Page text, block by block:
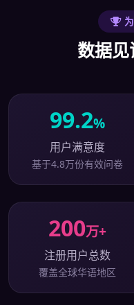
数据
99.2%
用户满意度
基于4.8万份有效问卷
200万+
注册用户总数
覆盖全球华语地区